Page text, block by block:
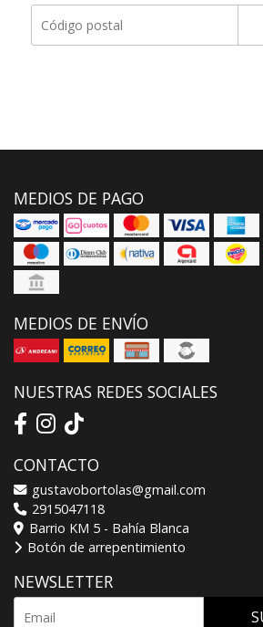
MEDIOS DE PAGO
MEDIOS DE ENVÍO
NUESTRAS REDES SOCIALES
CONTACTO
gustavobortolas@gmail.com
2915047118
Barrio KM 5 - Bahía Blanca
Botón de arrepentimiento
NEWSLETTER